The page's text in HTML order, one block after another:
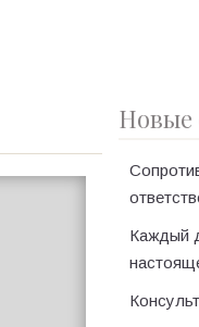
Новые
Каждый